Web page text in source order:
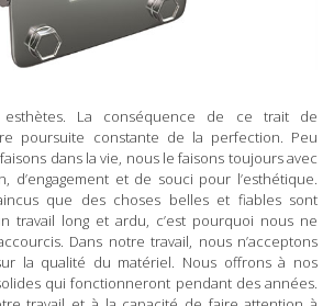
esthètes. La conséquence de ce trait de
poursuite constante de la perfection. Peu
dans la vie, nous le faisons toujours avec
d’engagement et de souci pour l’esthétique.
que des choses belles et fiables sont
travail long et ardu, c’est pourquoi nous ne
Dans notre travail, nous n’acceptons
la qualité du matériel. Nous offrons à nos
qui fonctionneront pendant des années.